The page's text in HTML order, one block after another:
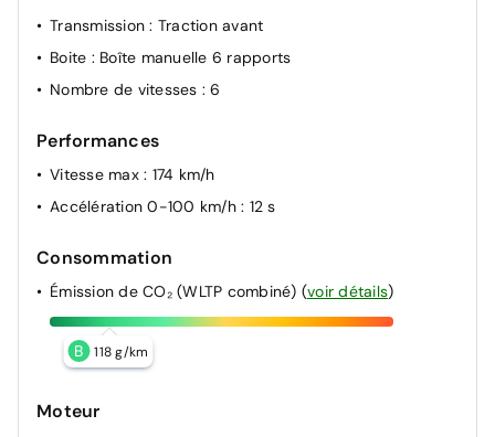
Transmission: Traction avant
Boite : Boîte manuelle 6 rapports
Nombre de vitesses : 6
Performances
Vitesse max : 174 km/h
Accélération 0-100 km/h : 12 s
Consommation
Émission de CO₂ (WLTP combiné) (voir détails)
B 118 g/km
Moteur